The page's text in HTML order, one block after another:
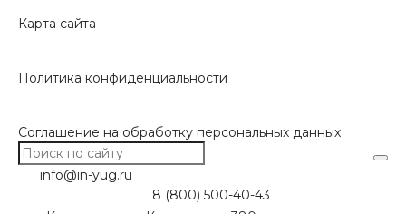
Карта сайта
Политика конфиденциальности
Соглашение на обработку персональных данных
info@in-yug.ru
8 (800) 500-40-43